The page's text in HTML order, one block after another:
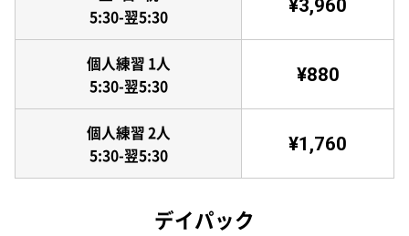
5:30-翌5:30
¥3,960
個人練習 1人
5:30-翌5:30
¥880
個人練習 2人
5:30-翌5:30
¥1,760
デイパック